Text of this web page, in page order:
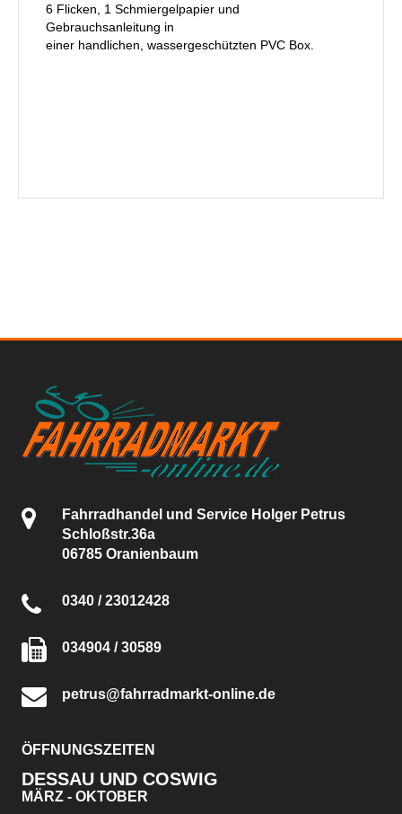
6 Flicken, 1 Schmiergelpapier und
Gebrauchsanleitung in
einer handlichen, wassergeschützten PVC Box.
Fahrradhandel und Service Holger Petrus
Schloßstr.36a
06785 Oranienbaum
0340 / 23012428
034904 / 30589
petrus@fahrradmarkt-online.de
ÖFFNUNGSZEITEN
DESSAU UND COSWIG
MÄRZ - OKTOBER